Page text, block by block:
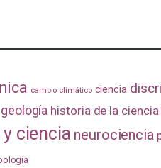
cambio climático ciencia
geología historia de la ciencia
ciencia neurociencia